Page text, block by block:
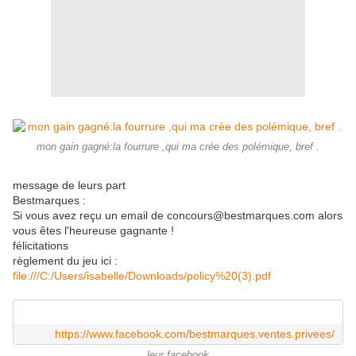
mon gain gagné:la fourrure ,qui ma crée des polémique, bref .
message de leurs part
Bestmarques :
Si vous avez reçu un email de concours@bestmarques.com alors
vous êtes l'heureuse gagnante !
félicitations
règlement du jeu ici :
file:///C:/Users/isabelle/Downloads/policy%20(3).pdf
https://www.facebook.com/bestmarques.ventes.privees/